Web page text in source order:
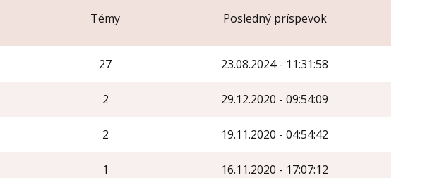
Témy Posledný príspevok
27 23.08.2024 - 11:31:58
2 29.12.2020 - 09:54:09
2 19.11.2020 - 04:54:42
1 16.11.2020 - 17:07:12